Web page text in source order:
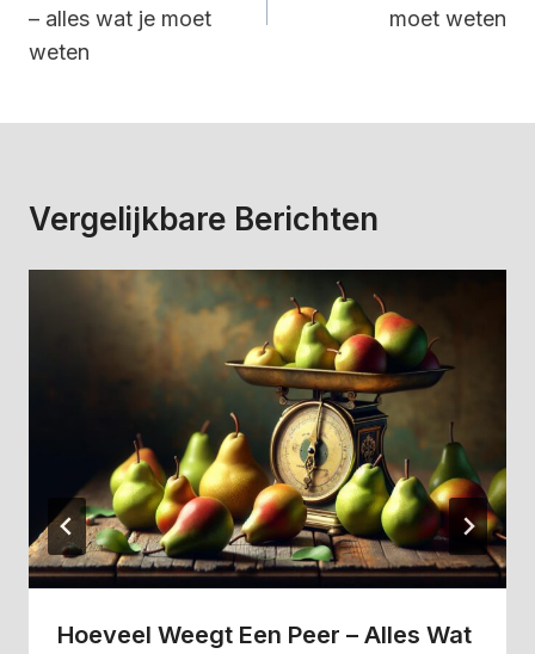
– alles wat je moet
weten
moet weten
Vergelijkbare Berichten
Hoeveel Weegt Een Peer – Alles Wat